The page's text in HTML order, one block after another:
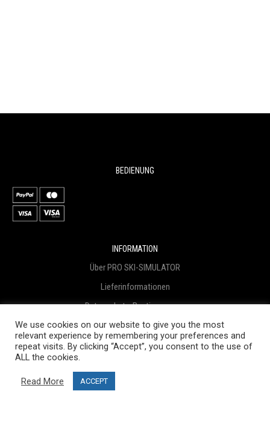
BEDIENUNG
INFORMATION
Über PRO SKI-SIMULATOR
Lieferinformationen
Datenschutz-Bestimmungen
Geschäftsbedingungen
Geschäftsbedingungen
We use cookies on our website to give you the most
relevant experience by remembering your preferences and
repeat visits. By clicking “Accept”, you consent to the use of
ALL the cookies.
Read More ACCEPT